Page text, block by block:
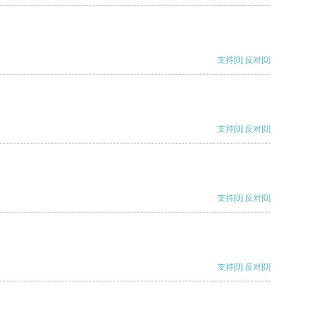
支持[0] 反对[0]
支持[0] 反对[0]
支持[0] 反对[0]
支持[0] 反对[0]